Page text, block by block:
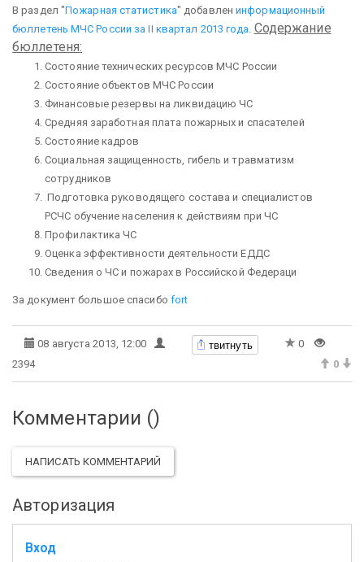
В раздел "Пожарная статистика" добавленинформационный
бюллетень МЧС России за II квартал 2013 года Содержание
бюллетеня:
Состояние технических ресурсов МЧС России
Состояние объектов МЧС России
Финансовые резервы на ликвидацию ЧС
Средняя заработная плата пожарных и спасателей
Состояние кадров
Социальная защищенность, гибель и травматизм
сотрудников
Подготовка руководящего состава и специалистов
РСЧС обучение населения к действиям при ЧС
Профилактика ЧС
Оценка эффективности деятельности ЕДДС
Сведения о ЧС и пожарах в Российской Федераци
За документ большое спасибо fort
08 августа 2013, 12:00 твитнуть
0
2394
0
Комментарии ()
НАПИСАТЬ КОММЕНТАРИЙ
Авторизация
Вход